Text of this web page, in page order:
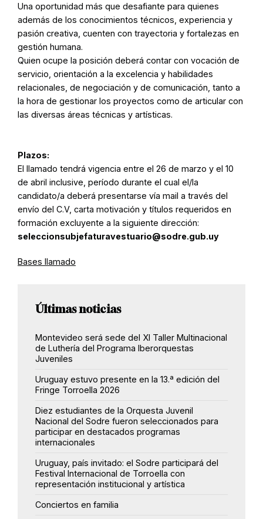
Una oportunidad más que desafiante para quienes
además de los conocimientos técnicos, experiencia y
pasión creativa, cuenten con trayectoria y fortalezas en
gestión humana.
Quien ocupe la posición deberá contar con vocación de
servicio, orientación a la excelencia y habilidades
relacionales, de negociación y de comunicación, tanto a
la hora de gestionar los proyectos como de articular con
las diversas áreas técnicas y artísticas.
Plazos:
El llamado tendrá vigencia entre el 26 de marzo y el 10
de abril inclusive, período durante el cual el/la
candidato/a deberá presentarse vía mail a través del
envío del C.V, carta motivación y títulos requeridos en
formación excluyente a la siguiente dirección:
seleccionsubjefaturavestuario@sodre.gub.uy
Bases llamado
Últimas noticias
Montevideo será sede del XI Taller Multinacional
de Luthería del Programa Iberorquestas
Juveniles
Uruguay estuvo presente en la 13.ª edición del
Fringe Torroella 2026
Diez estudiantes de la Orquesta Juvenil
Nacional del Sodre fueron seleccionados para
participar en destacados programas
internacionales
Uruguay, país invitado: el Sodre participará del
Festival Internacional de Torroella con
representación institucional y artística
Conciertos en familia